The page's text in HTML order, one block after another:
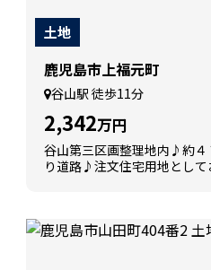
土地
鹿児島市上福元町
谷山駅 徒歩11分
2,342万円
谷山第三区画整理地内♪約
り道路♪注文住宅用地とし